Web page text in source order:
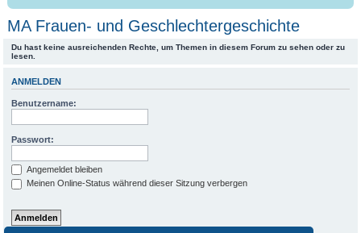
MA Frauen- und Geschlechtergeschichte
Du hast keine ausreichenden Rechte, um Themen in diesem Forum zu sehen oder zu
lesen.
ANMELDEN
Benutzername:
Passwort:
Angemeldet bleiben
Meinen Online-Status während dieser Sitzung verbergen